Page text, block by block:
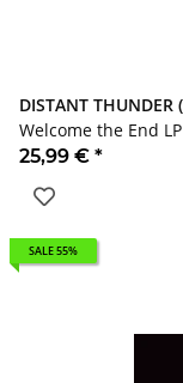
DISTANT THUNDER
Welcome the End LP
25,99 € *
SALE 55%